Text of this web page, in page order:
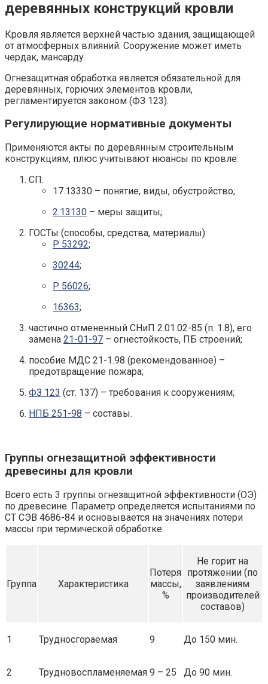
деревянных конструкций кровли
Кровля является верхней частью здания, защищающей
от атмосферных влияний. Сооружение может иметь
чердак, мансарду.
Огнезащитная обработка является обязательной для
деревянных, горючих элементов кровли,
регламентируется законом (ФЗ 123).
Регулирующие нормативные документы
Применяются акты по деревянным строительным
конструкциям, плюс учитывают нюансы по кровле:
СП:
17.13330 – понятие, виды, обустройство;
2.13130 – меры защиты;
ГОСТы (способы, средства, материалы):
Р 53292;
30244;
Р 56026;
16363;
частично отмененный СНиП 2.01.02-85 (п. 1.8), его
замена 21-01-97 – огнестойкость, ПБ строений;
пособие МДС 21-1.98 (рекомендованное) –
предотвращение пожара;
ФЗ 123 (ст. 137) – требования к сооружениям;
НПБ 251-98 – составы.
Группы огнезащитной эффективности
древесины для кровли
Всего есть 3 группы огнезащитной эффективности (ОЭ)
по древесине. Параметр определяется испытаниями по
СТ СЭВ 4686-84 и основывается на значениях потери
массы при термической обработке:
Группа Характеристика
Потеря
массы,
%
Не горит на
протяжении (по
заявлениям
производителей
составов)
1 Трудносгораемая 9 До 150 мин.
2 Трудновоспламеняемая 9 – 25 До 90 мин.